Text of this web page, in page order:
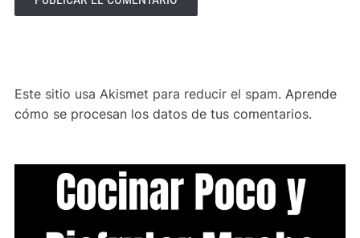
Este sitio usa Akismet para reducir el spam. Aprende
cómo se procesan los datos de tus comentarios.